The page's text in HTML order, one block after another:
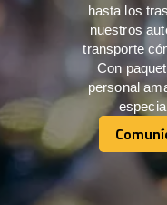
hasta los
nuestros
transporte
Con
personal